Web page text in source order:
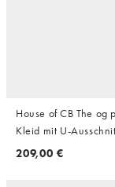
House of CB The og
Kleid mit U-
Bandage in Papaya
209,00 €